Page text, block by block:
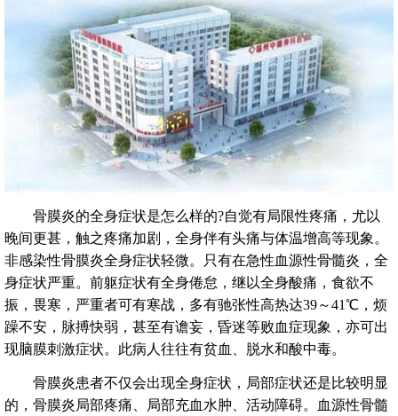
骨膜炎的全身症状是怎么样的?自觉有局限性疼痛，尤以
晚间更甚，触之疼痛加剧，全身伴有头痛与体温增高等现象。
非感染性骨膜炎全身症状轻微。只有在急性血源性骨髓炎，全
身症状严重。前躯症状有全身倦怠，继以全身酸痛，食欲不
振，畏寒，严重者可有寒战，多有驰张性高热达39～41℃，烦
躁不安，脉搏快弱，甚至有谵妄，昏迷等败血症现象，亦可出
现脑膜刺激症状。此病人往往有贫血、脱水和酸中毒。
骨膜炎患者不仅会出现全身症状，局部症状还是比较明显
的，骨膜炎局部疼痛、局部充血水肿、活动障碍。血源性骨髓